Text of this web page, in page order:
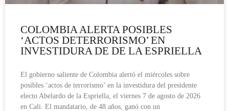
COLOMBIA ALERTA POSIBLES
‘ACTOS DETERRORISMO’ EN
INVESTIDURA DE DE LA ESPRIELLA
El gobierno saliente de Colombia alertó el miércoles sobre
posibles ‘actos de terrorismo’ en la investidura del presidente
electo Abelardo de la Espriella, el viernes 7 de agosto de 2026
en Cali. El mandatario, de 48 años, ganó con un